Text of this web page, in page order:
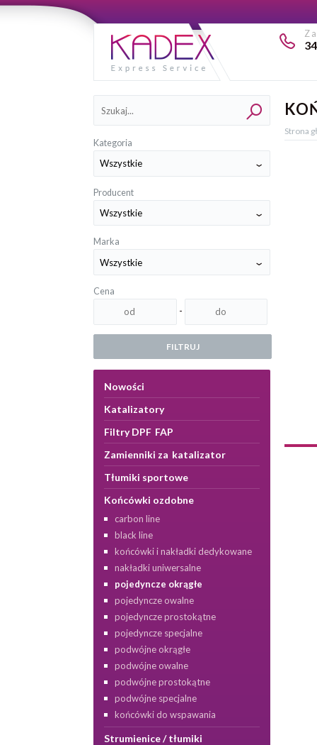
Kategoria
Producent
Marka
Cena
-
FILTRUJ
Kategorie
Nowości
Katalizatory
Filtry DPF FAP
Zamienniki za katalizator
Tłumiki sportowe
Końcówki ozdobne
carbon line
black line
końcówki i nakładki dedykowane
nakładki uniwersalne
pojedyncze okrągłe
pojedyncze owalne
pojedyncze prostokątne
pojedyncze specjalne
podwójne okrągłe
podwójne owalne
podwójne prostokątne
podwójne specjalne
końcówki do wspawania
Strumienice / tłumiki
Strona